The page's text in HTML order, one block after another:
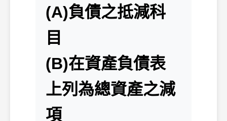
(A)負債之抵減科
目
(B)在資產負債表
上列為總資產之減
項